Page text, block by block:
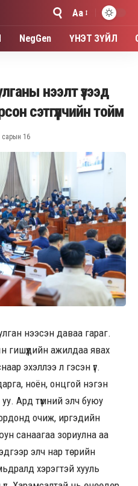
Font
Resizer
Aa
NegGen ҮНЭТ ЗҮЙЛ
нээлт үзээд
сэтгүүлчийн тойм
сарын 16
нээсэн даваа гараг.
гишүүдийн ажилдаа явах
эхэллээ л гэсэн үг.
ноён, онцгой нэгэн
Ард түмний элч буюу
очиж, иргэдийн
санаагаа зориулна аа
элч нар төрийн
хэрэгтэй хууль